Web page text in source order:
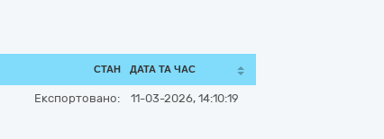
СТАН ДАТА ТА ЧАС
Експортовано: 11-03-2026, 14:10:19